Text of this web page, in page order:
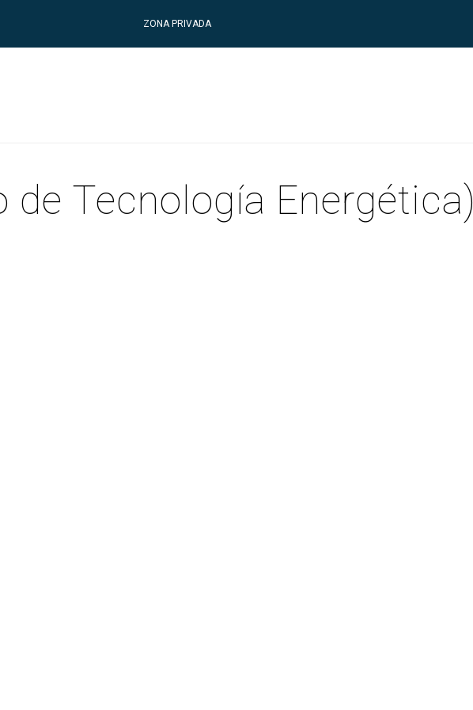
ZONA PRIVADA
de Tecnología Energética)